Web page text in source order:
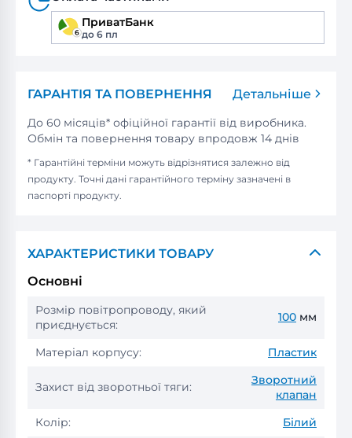
ПриватБанк
до 6 пл
ГАРАНТІЯ ТА ПОВЕРНЕННЯ Детальніше
До 60 місяців* офіційної гарантії від виробника.
Обмін та повернення товару впродовж 14 днів
* Гарантійні терміни можуть відрізнятися залежно від
продукту. Точні дані гарантійного терміну зазначені в
паспорті продукту.
ХАРАКТЕРИСТИКИ ТОВАРУ
Основні
Розмір повітропроводу, який
приєднується:
100 мм
Матеріал корпусу: Пластик
Захист від зворотньої тяги:
Зворотний
клапан
Колір:
Білий